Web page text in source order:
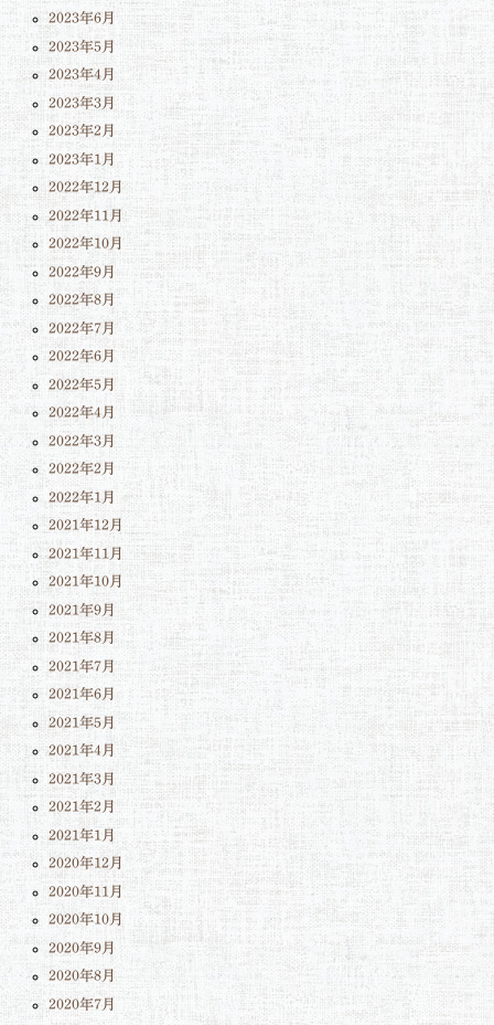
2023年6月
2023年5月
2023年4月
2023年3月
2023年2月
2023年1月
2022年12月
2022年11月
2022年10月
2022年9月
2022年8月
2022年7月
2022年6月
2022年5月
2022年4月
2022年3月
2022年2月
2022年1月
2021年12月
2021年11月
2021年10月
2021年9月
2021年8月
2021年7月
2021年6月
2021年5月
2021年4月
2021年3月
2021年2月
2021年1月
2020年12月
2020年11月
2020年10月
2020年9月
2020年8月
2020年7月